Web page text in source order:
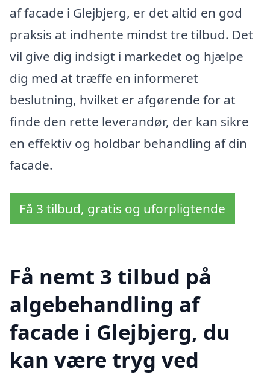
af facade i Glejbjerg, er det altid en god
praksis at indhente mindst tre tilbud. Det
vil give dig indsigt i markedet og hjælpe
dig med at træffe en informeret
beslutning, hvilket er afgørende for at
finde den rette leverandør, der kan sikre
en effektiv og holdbar behandling af din
facade.
Få 3 tilbud, gratis og uforpligtende
Få nemt 3 tilbud på
algebehandling af
facade i Glejbjerg, du
kan være tryg ved